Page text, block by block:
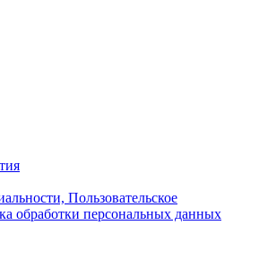
Пользовательское
обработки персональных данных